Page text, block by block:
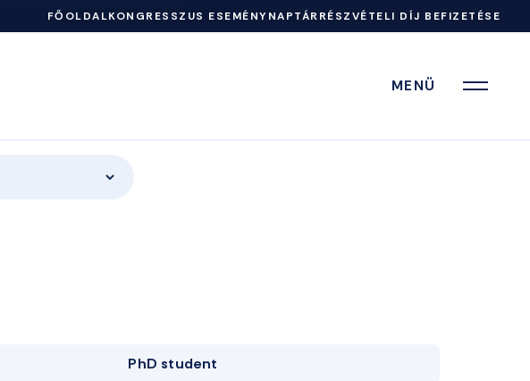
FŐOLDALKONGRESSZUS ESEMÉNYNAPTÁRRÉSZVÉTELI DÍJ BEFIZETÉSE
MENÜ
PhD student